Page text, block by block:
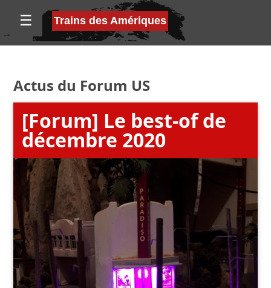
☰ Trains des Amériques
Actus du Forum US
[Forum] Le best-of de
décembre 2020